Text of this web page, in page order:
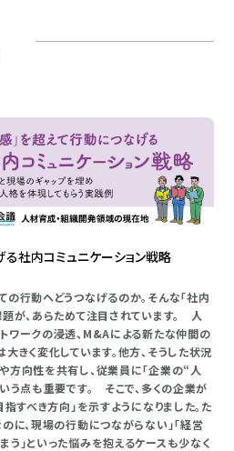
る社内コミュニケーション戦略
行動へどうつなげるのか。そんな「社内
題が、あらためて注目されています。 人
ワークの浸透、M&Aによる新たな仲間の
きく変化しています。他方、そうした状況
方向性を共有し、従業員に「企業の“人
う点も重要です。 そこで、多くの企業が
すべき方向」を示すようになりました。た
に、現場の行動につながらない」「経営
う」といった悩みを抱えるケースも少なく